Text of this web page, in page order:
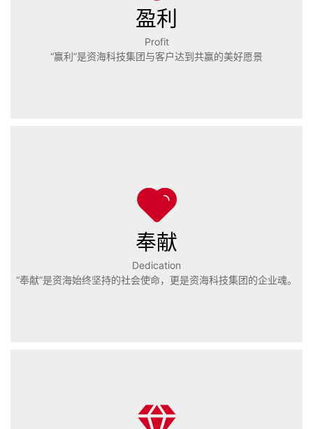
盈利
Profit
“赢利”是资海科技集团与客户达到共赢的美好愿景
奉献
Dedication
“奉献”是资海始终坚持的社会使命，更是资海科技集团的企业魂。